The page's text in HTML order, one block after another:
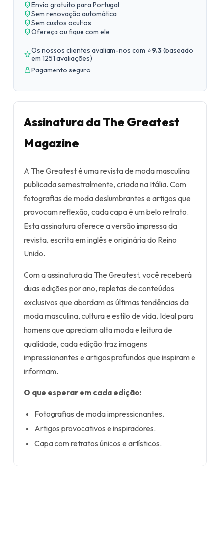
Envio gratuito para Portugal
Sem renovação automática
Sem custos ocultos
Ofereça ou fique com ele
Os nossos clientes avaliam-nos com ⭐9.3(baseado
em 1251 avaliações)
Pagamento seguro
Assinatura da The Greatest
Magazine
A The Greatest é uma revista de moda masculina
publicada semestralmente, criada na Itália. Com
fotografias de moda deslumbrantes e artigos que
provocam reflexão, cada capa é um belo retrato.
Esta assinatura oferece a versão impressa da
revista, escrita em inglês e originária do Reino
Unido.
Com a assinatura da The Greatest, você receberá
duas edições por ano, repletas de conteúdos
exclusivos que abordam as últimas tendências da
moda masculina, cultura e estilo de vida. Ideal para
homens que apreciam alta moda e leitura de
qualidade, cada edição traz imagens
impressionantes e artigos profundos que inspiram e
informam.
O que esperar em cada edição:
Fotografias de moda impressionantes.
Artigos provocativos e inspiradores.
Capa com retratos únicos e artísticos.